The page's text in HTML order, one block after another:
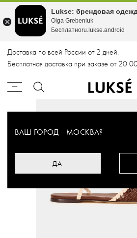
Доставка по всей России от 2 дней.
Бесплатная доставка при заказе от 20
ВАШ ГОРОД - МОСКВА?
ДА
Lukse: брендовая
Olga Grebeniuk
Бесплатноru.lukse.android